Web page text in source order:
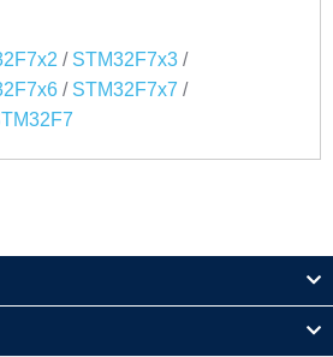
/ STM32F7x3 /
/ STM32F7x7 /